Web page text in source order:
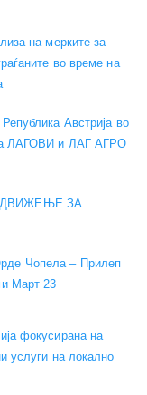
на мерките за
во време на
Австрија во
ЛАГОВИ и ЛАГ АГРО
ЗА
Чопела – Прилеп
Март 23
фокусирана на
услуги на локално